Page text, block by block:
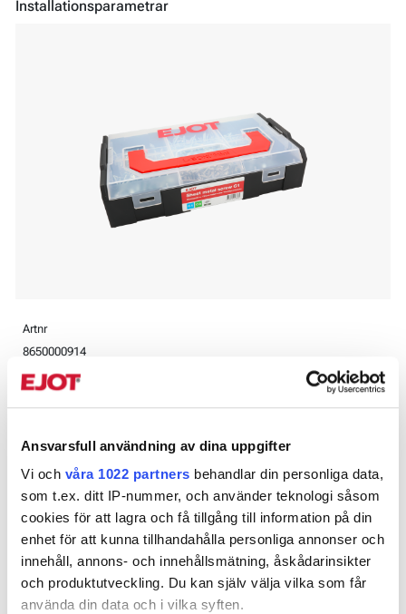
Ansvarsfull användning av dina uppgifter
Vi och våra 1022 partners behandlar din personliga data,
som t.ex. ditt IP-nummer, och använder teknologi såsom
cookies för att lagra och få tillgång till information på din
enhet för att kunna tillhandahålla personliga annonser och
innehåll, annons- och innehållsmätning, åskådarinsikter
och produktutveckling. Du kan själv välja vilka som får
använda din data och i vilka syften.
Installationsparametrar
Artnr
8650000914
Material
Stål
7319610093665
Antal
1